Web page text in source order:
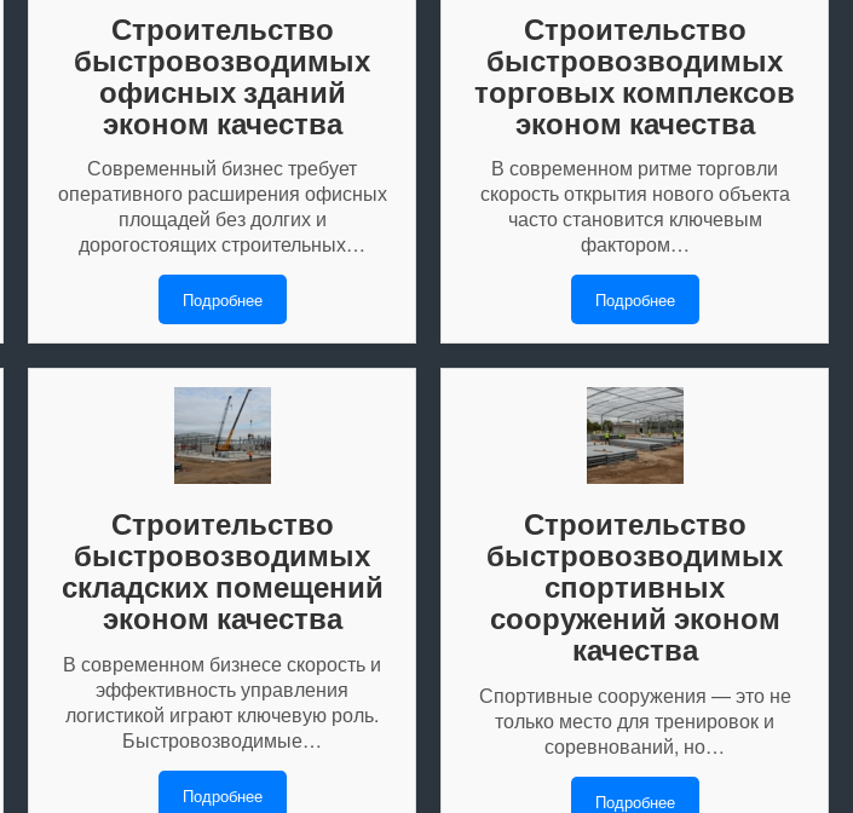
Строительство
быстровозводимых
офисных зданий
эконом качества
Современный бизнес требует
оперативного расширения офисных
площадей без долгих и
дорогостоящих строительных…
Подробнее
Строительство
быстровозводимых
торговых комплексов
эконом качества
В современном ритме торговли
скорость открытия нового объекта
часто становится ключевым
фактором…
Подробнее
Строительство
быстровозводимых
складских помещений
эконом качества
В современном бизнесе скорость и
эффективность управления
логистикой играют ключевую роль.
Быстровозводимые…
Подробнее
Строительство
быстровозводимых
спортивных
сооружений эконом
качества
Спортивные сооружения — это не
только место для тренировок и
соревнований, но…
Подробнее